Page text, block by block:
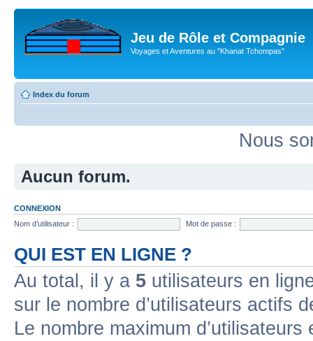
Jeu de Rôle et Compagnie
Voyages et Aventures au "Khanat Tchompas"
Index du forum
Nous
Aucun forum.
CONNEXION
Nom d’utilisateur :
Mot de passe :
QUI EST EN LIGNE ?
Au total, il y a 5 utilisateurs en
sur le nombre d’utilisateurs actifs
Le nombre maximum